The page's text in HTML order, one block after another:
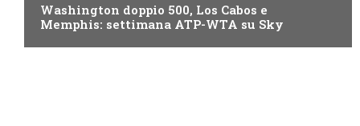
Washington doppio 500, Los Cabos e
Memphis: settimana ATP-WTA su Sky